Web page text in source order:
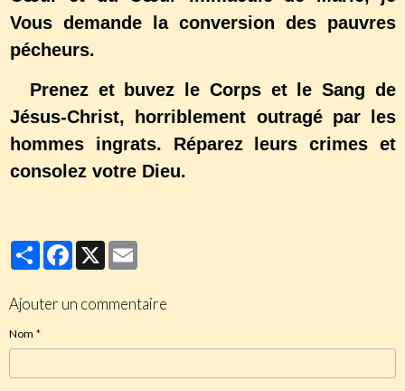
Vous demande la conversion des pauvres
pécheurs.
Prenez et buvez le Corps et le Sang de
Jésus-Christ, horriblement outragé par les
hommes ingrats. Réparez leurs crimes et
consolez votre Dieu.
PartagerFacebook
X
Ajouter un commentaire
Nom